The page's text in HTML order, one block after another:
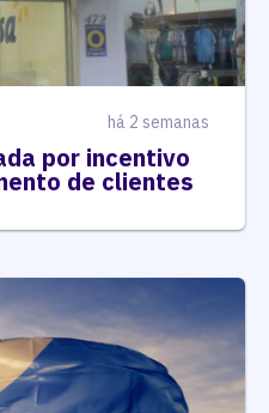
há 2 semanas
por incentivo
de clientes